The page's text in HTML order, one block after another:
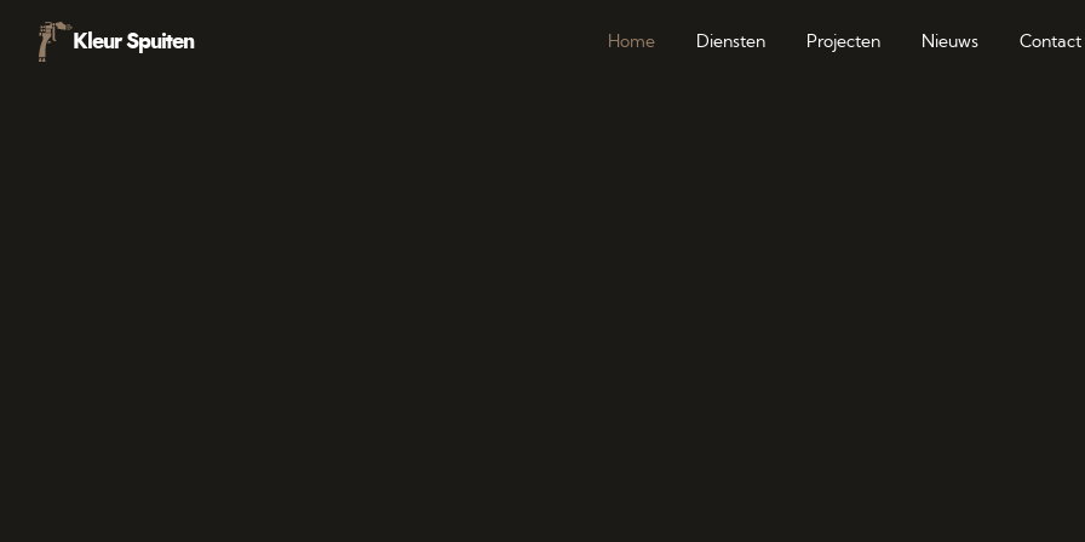
Kleur Spuiten Home Diensten Projecten Nieuws Contact